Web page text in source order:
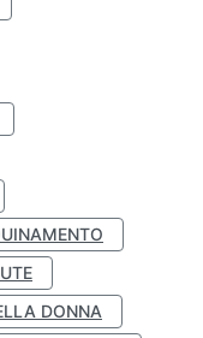
DONNA